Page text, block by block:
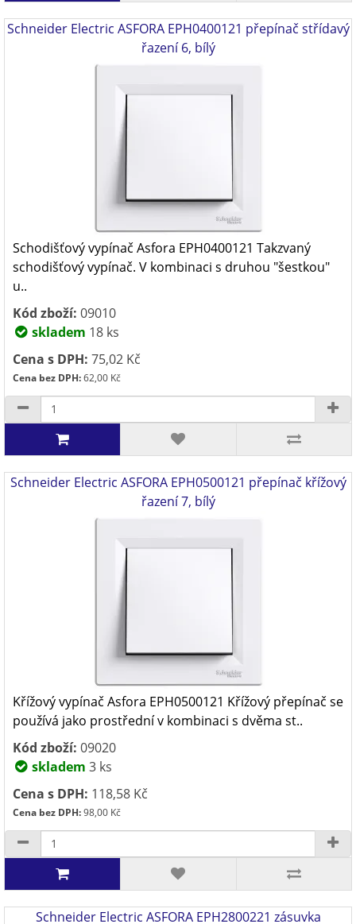
Schneider Electric ASFORA EPH0400121 přepínač střídavý
řazení 6, bílý
Schodišťový vypínač Asfora EPH0400121 Takzvaný
schodišťový vypínač. V kombinaci s druhou "šestkou"
u..
Kód zboží: 09010
skladem 18 ks
Cena s DPH: 75,02 Kč
Cena bez DPH:62,00 Kč
Schneider Electric ASFORA EPH0500121 přepínač křížový
řazení 7, bílý
Křížový vypínač Asfora EPH0500121 Křížový přepínač se
používá jako prostřední v kombinaci s dvěma st..
Kód zboží: 09020
skladem 3 ks
Cena s DPH: 118,58 Kč
Cena bez DPH:98,00 Kč
Schneider Electric ASFORA EPH2800221 zásuvka